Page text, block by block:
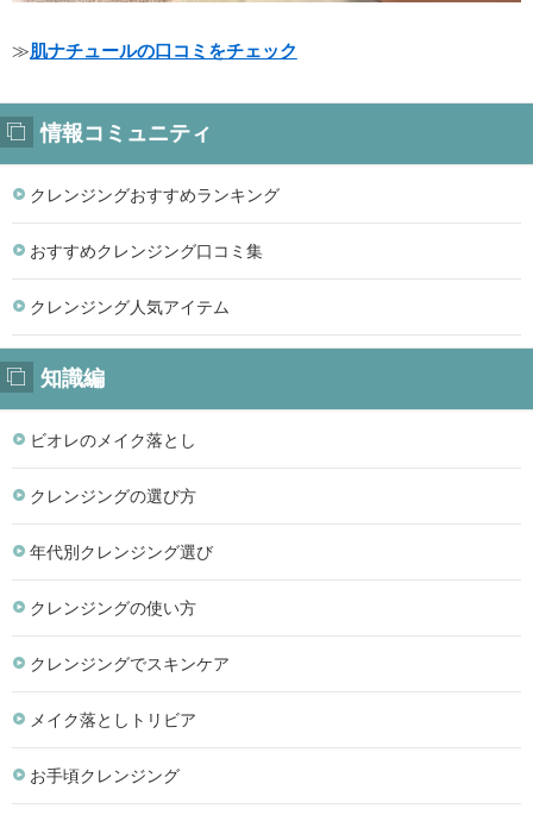
≫肌ナチュールの口コミをチェック
情報コミュニティ
クレンジングおすすめランキング
おすすめクレンジング口コミ集
クレンジング人気アイテム
知識編
ビオレのメイク落とし
クレンジングの選び方
年代別クレンジング選び
クレンジングの使い方
クレンジングでスキンケア
メイク落としトリビア
お手頃クレンジング